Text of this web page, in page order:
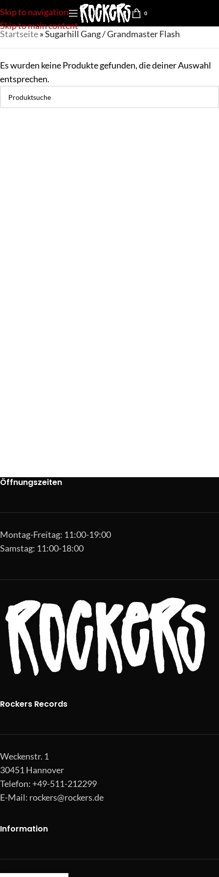
Skip to navigation
Skip to main content
0
Startseite»Sugarhill Gang / Grandmaster Flash
Es wurden keine Produkte gefunden, die deiner Auswahl
entsprechen.
Öffnungszeiten
Montag-Freitag: 11:00-19:00
Samstag: 11:00-18:00
Rockers Records
Weckenstr. 1
30451 Hannover
Telefon: +49-511-212299
E-Mail: rockers@rockers.de
Information